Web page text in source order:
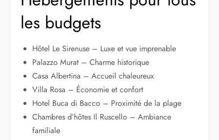
les budgets
Hôtel Le Sirenuse – Luxe et vue imprenable
Palazzo Murat – Charme historique
Casa Albertina – Accueil chaleureux
Villa Rosa – Économie et confort
Hotel Buca di Bacco – Proximité de la plage
Chambres d’hôtes Il Ruscello – Ambiance
familiale